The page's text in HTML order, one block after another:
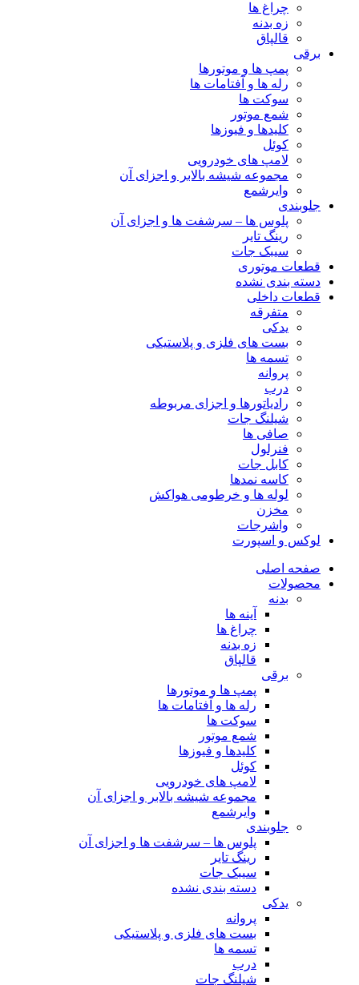
چراغ ها
زه بدنه
قالپاق
برقی
پمپ ها و موتورها
رله ها و آفتامات ها
سوکت ها
شمع موتور
کلیدها و فیوزها
کوئل
لامپ های خودرویی
مجموعه شیشه بالابر و اجزای آن
وایرشمع
جلوبندی
پلوس ها – سرشفت ها و اجزای آن
رینگ تایر
سیبک جات
قطعات موتوری
دسته بندی نشده
قطعات داخلی
متفرقه
یدکی
بست های فلزی و پلاستیکی
تسمه ها
پروانه
درب
رادیاتورها و اجزای مربوطه
شیلنگ جات
صافی ها
فنرلول
کابل جات
کاسه نمدها
لوله ها و خرطومی هواکش
مخزن
واشرجات
لوکس و اسپورت
صفحه اصلی
محصولات
بدنه
آینه ها
چراغ ها
زه بدنه
قالپاق
برقی
پمپ ها و موتورها
رله ها و آفتامات ها
سوکت ها
شمع موتور
کلیدها و فیوزها
کوئل
لامپ های خودرویی
مجموعه شیشه بالابر و اجزای آن
وایرشمع
جلوبندی
پلوس ها – سرشفت ها و اجزای آن
رینگ تایر
سیبک جات
دسته بندی نشده
یدکی
پروانه
بست های فلزی و پلاستیکی
تسمه ها
درب
شیلنگ جات